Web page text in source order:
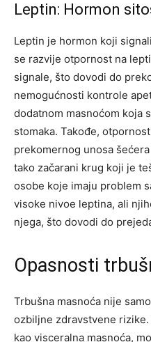
Leptin: Hormon
Leptin je hormon koji
se razvije otpornost na
signale, što dovodi do
nemogućnosti kontrole
dodatnom masnoćom koja
stomaka. Takođe,
prekomernog unosa
tako začarani krug koji je
osobe koje imaju problem
visoke nivoe leptina, ali
njega, što dovodi do
Opasnosti
Trbušna masnoća nije
ozbiljne zdravstvene
kao visceralna masnoća,